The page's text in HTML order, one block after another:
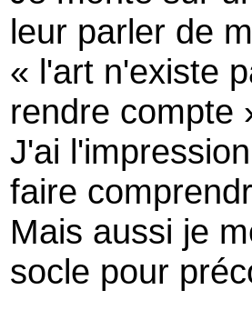
leur parler de
« l'art n'existe
rendre compte
J'ai
faire
Mais aussi je
socle pour